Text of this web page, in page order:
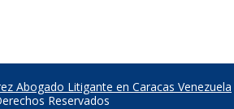
Abogado Litigante en Caracas Venezuela
Reservados